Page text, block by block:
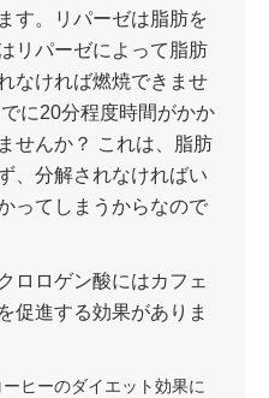
す。リパーゼは脂肪を
リパーゼによって脂肪
なければ燃焼できませ
に20分程度時間がかか
せんか？ これは、脂肪
、分解されなければい
ってしまうからなので
ロロゲン酸にはカフェ
促進する効果がありま
ヒーのダイエット効果に